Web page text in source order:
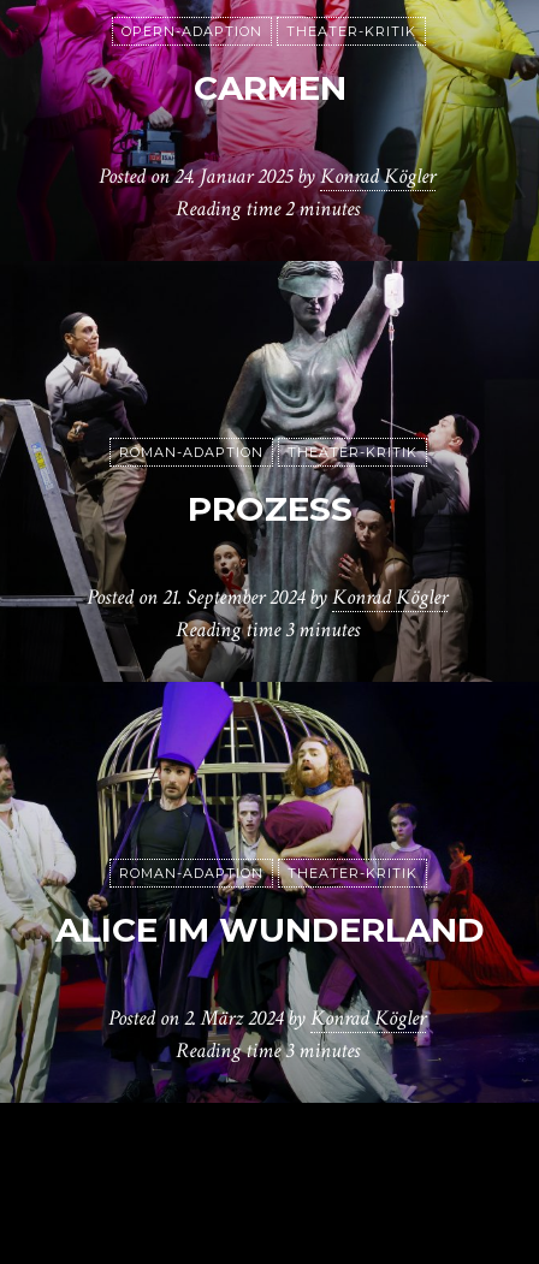
OPERN-ADAPTION THEATER-KRITIK
CARMEN
Posted on24. Januar 2025byKonrad Kögler
Reading time2 minutes
ROMAN-ADAPTION THEATER-KRITIK
PROZESS
Posted on21. September 2024byKonrad Kögler
Reading time3 minutes
ROMAN-ADAPTION THEATER-KRITIK
ALICE IM WUNDERLAND
Posted on2. März 2024byKonrad Kögler
Reading time3 minutes